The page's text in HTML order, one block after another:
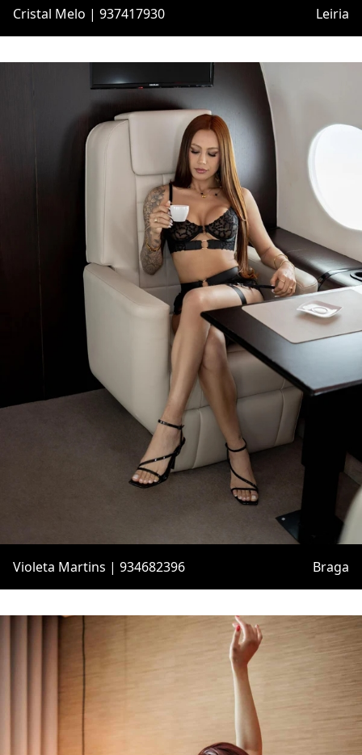
Cristal Melo | 937417930 Leiria
Violeta Martins | 934682396 Braga